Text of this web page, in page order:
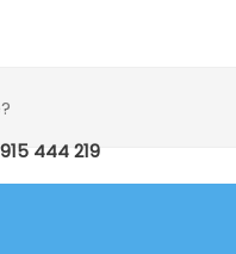
444 219